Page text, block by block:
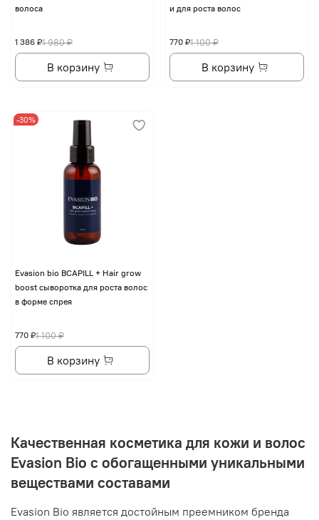
волоса
1 980 ₽
1 386 ₽
В корзину
и для роста волос
1 100 ₽
770 ₽
В корзину
-30%
Evasion bio BCAPILL + Hair grow
boost сыворотка для роста волос
в форме спрея
1 100 ₽
770 ₽
В корзину
Качественная косметика для кожи и волос
Evasion Bio с обогащенными уникальными
веществами составами
Evasion Bio является достойным преемником бренда